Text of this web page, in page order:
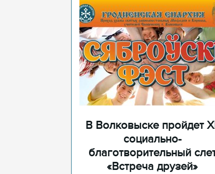
В Волковыске пройдет
социально-
благотворительный
«Встреча друзей»